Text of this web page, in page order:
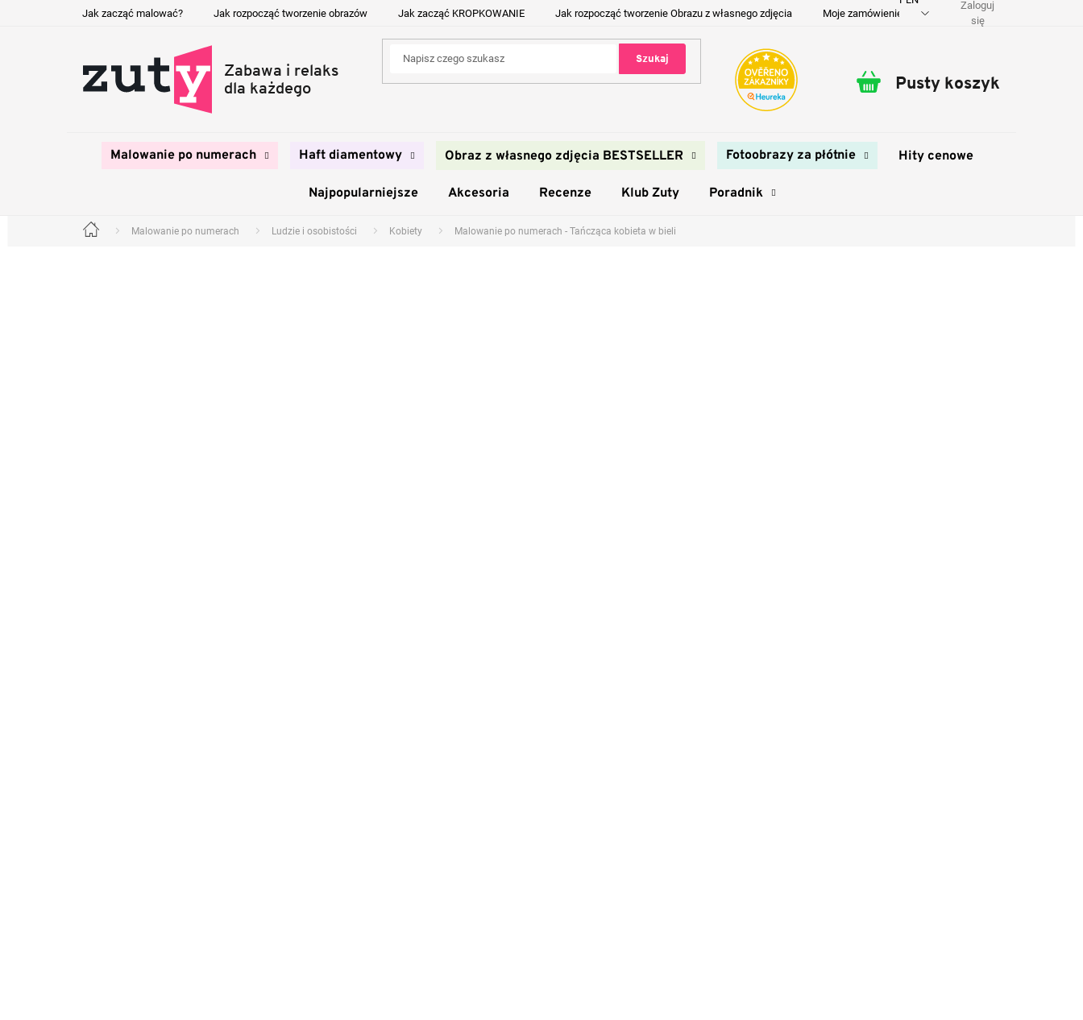
Jak zacząć malować? Jak rozpocząć tworzenie obrazów Jak zacząć KROPKOWANIE Jak rozpocząć tworzenie Obrazu z własnego zdjęcia Moje zamówienie Dostawa i płatność
Zaloguj
się
Szukaj
Koszyk
Pusty koszyk
Malowanie po numerach Haft diamentowy Obraz z własnego zdjęcia BESTSELLER Fotoobrazy za płótnie Hity cenowe
Najpopularniejsze Akcesoria Recenze Klub Zuty Poradnik
Home Malowanie po numerach Ludzie i osobistości Kobiety Malowanie po numerach - Tańcząca kobieta w bieli